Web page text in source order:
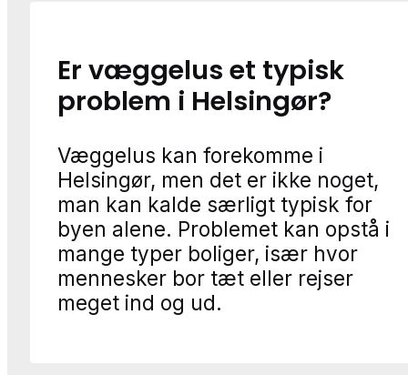
Er væggelus et typisk
problem i Helsingør?
Væggelus kan forekomme i
Helsingør, men det er ikke noget,
man kan kalde særligt typisk for
byen alene. Problemet kan opstå i
mange typer boliger, især hvor
mennesker bor tæt eller rejser
meget ind og ud.